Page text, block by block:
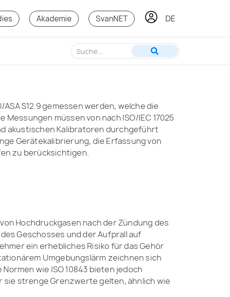
Akademie SvanNET DE
KO
S12.9 gemessen werden, welche die
müssen von nach ISO/IEC 17025
akustischen Kalibratoren durchgeführt
Gerätekalibrierung, die Erfassung von
zu berücksichtigen.
Hochdruckgasen nach der Zündung des
Geschosses und der Aufprall auf
ein erhebliches Risiko für das Gehör
Umgebungslärm zeichnen sich
wie ISO 10843 bieten jedoch
strenge Grenzwerte gelten, ähnlich wie